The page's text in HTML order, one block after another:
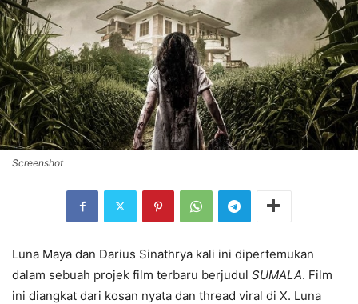
Screenshot
Luna Maya dan Darius Sinathrya kali ini dipertemukan
dalam sebuah projek film terbaru berjudul SUMALA. Film
ini diangkat dari kosan nyata dan thread viral di X. Luna